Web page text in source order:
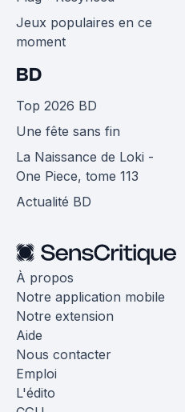
Jeux populaires en ce
moment
BD
Top 2026 BD
Une fête sans fin
La Naissance de Loki -
One Piece, tome 113
Actualité BD
À propos
Notre application mobile
Notre extension
Aide
Nous contacter
Emploi
L'édito